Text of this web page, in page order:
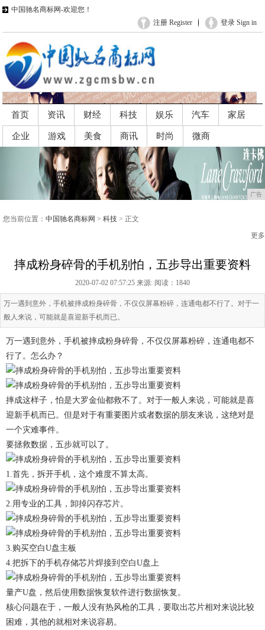
中国驰名商标网-欢迎您！
登录 Sign in
注册 Register
首页 资讯 财经 科技 娱乐 汽车 家居
企业 游戏 美食 商讯 时尚 微商
广告
您当前位置： 中国驰名商标网 > 科技 > 正文
更多
摔成粉身碎骨的手机别怕，五步导出重要资料
2020-07-02 07:57:25 来源: 阅读：1840
万一遇到意外，手机被摔成粉身碎骨，不仅仅屏幕粉碎，连通电都不行了。对于一
般人来说，可能就是喜迎新手机而已。
万一遇到意外，手机被摔成粉身碎骨，不仅仅屏幕粉碎，连通电都不
行了。怎么办？
摔成这样子，怕是大罗金仙都救不了。对于一般人来说，可能就是喜
迎新手机而已。但是对于有重要图片或者数据的朋友来说，这绝对是
一个灾难事件。
要拯救数据，五步就可以了。
1.首先，拆开手机，这个难度不算太高。
2.用专业的工具，卸掉闪存芯片。
3.购买空白U盘主板
4.把拆下的手机存储芯片焊接到空白U盘上
量产U盘，然后使用数据恢复软件进行数据恢复。
核心问题在于，一般人没有热风枪的工具，要取出芯片相对来说比较
困难，其他的就相对来说容易。